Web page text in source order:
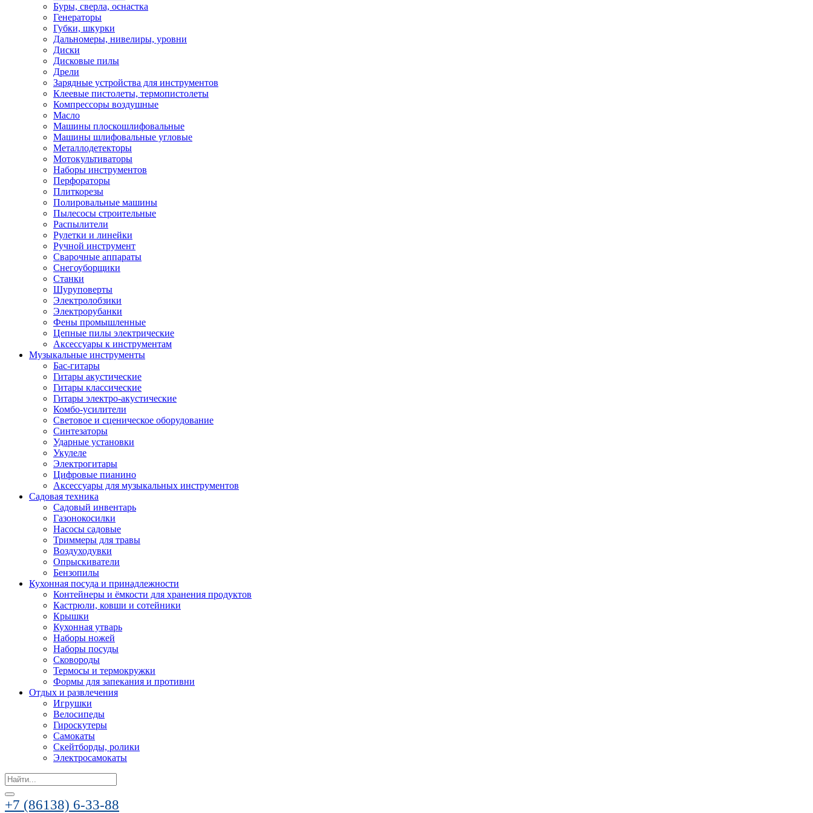
Буры, сверла, оснастка
Генераторы
Губки, шкурки
Дальномеры, нивелиры, уровни
Диски
Дисковые пилы
Дрели
Зарядные устройства для инструментов
Клеевые пистолеты, термопистолеты
Компрессоры воздушные
Масло
Машины плоскошлифовальные
Машины шлифовальные угловые
Металлодетекторы
Мотокультиваторы
Наборы инструментов
Перфораторы
Плиткорезы
Полировальные машины
Пылесосы строительные
Распылители
Рулетки и линейки
Ручной инструмент
Сварочные аппараты
Снегоуборщики
Станки
Шуруповерты
Электролобзики
Электрорубанки
Фены промышленные
Цепные пилы электрические
Аксессуары к инструментам
Музыкальные инструменты
Бас-гитары
Гитары акустические
Гитары классические
Гитары электро-акустические
Комбо-усилители
Световое и сценическое оборудование
Синтезаторы
Ударные установки
Укулеле
Электрогитары
Цифровые пианино
Аксессуары для музыкальных инструментов
Садовая техника
Садовый инвентарь
Газонокосилки
Насосы садовые
Триммеры для травы
Воздуходувки
Опрыскиватели
Бензопилы
Кухонная посуда и принадлежности
Контейнеры и ёмкости для хранения продуктов
Кастрюли, ковши и сотейники
Крышки
Кухонная утварь
Наборы ножей
Наборы посуды
Сковороды
Термосы и термокружки
Формы для запекания и противни
Отдых и развлечения
Игрушки
Велосипеды
Гироскутеры
Самокаты
Скейтборды, ролики
Электросамокаты
Search
for:
+7 (86138) 6-33-88